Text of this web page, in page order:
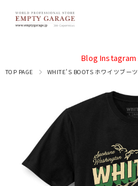
Blog Instagram
TOP PAGE WHITE'S BOOTS ホワイツブーツ